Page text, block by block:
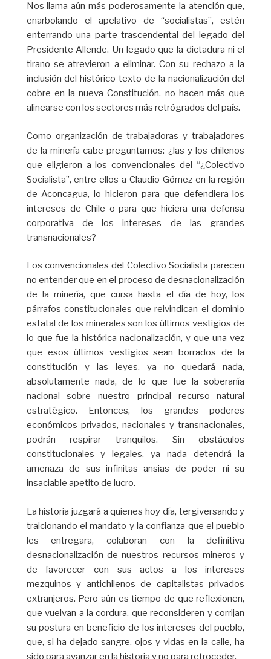
Nos llama aún más poderosamente la atención que,
enarbolando el apelativo de “socialistas”, estén
enterrando una parte trascendental del legado del
Presidente Allende. Un legado que la dictadura ni el
tirano se atrevieron a eliminar. Con su rechazo a la
inclusión del histórico texto de la nacionalización del
cobre en la nueva Constitución, no hacen más que
alinearse con los sectores más retrógrados del país.
Como organización de trabajadoras y trabajadores
de la minería cabe preguntarnos: ¿las y los chilenos
que eligieron a los convencionales del “¿Colectivo
Socialista”, entre ellos a Claudio Gómez en la región
de Aconcagua, lo hicieron para que defendiera los
intereses de Chile o para que hiciera una defensa
corporativa de los intereses de las grandes
transnacionales?
Los convencionales del Colectivo Socialista parecen
no entender que en el proceso de desnacionalización
de la minería, que cursa hasta el día de hoy, los
párrafos constitucionales que reivindican el dominio
estatal de los minerales son los últimos vestigios de
lo que fue la histórica nacionalización, y que una vez
que esos últimos vestigios sean borrados de la
constitución y las leyes, ya no quedará nada,
absolutamente nada, de lo que fue la soberanía
nacional sobre nuestro principal recurso natural
estratégico. Entonces, los grandes poderes
económicos privados, nacionales y transnacionales,
podrán respirar tranquilos. Sin obstáculos
constitucionales y legales, ya nada detendrá la
amenaza de sus infinitas ansias de poder ni su
insaciable apetito de lucro.
La historia juzgará a quienes hoy día, tergiversando y
traicionando el mandato y la confianza que el pueblo
les entregara, colaboran con la definitiva
desnacionalización de nuestros recursos mineros y
de favorecer con sus actos a los intereses
mezquinos y antichilenos de capitalistas privados
extranjeros. Pero aún es tiempo de que reflexionen,
que vuelvan a la cordura, que reconsideren y corrijan
su postura en beneficio de los intereses del pueblo,
que, si ha dejado sangre, ojos y vidas en la calle, ha
sido para avanzar en la historia y no para retroceder.